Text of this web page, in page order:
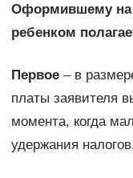
Оформившему на
ребенком
Первое– в
платы заявителя
момента, когда
удержания